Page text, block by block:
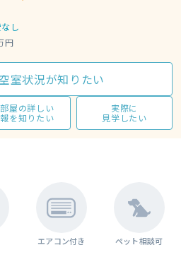
し
円
室状況が知りたい
屋の詳しい
を知りたい
実際に
見学したい
エアコン付き ペット相談可